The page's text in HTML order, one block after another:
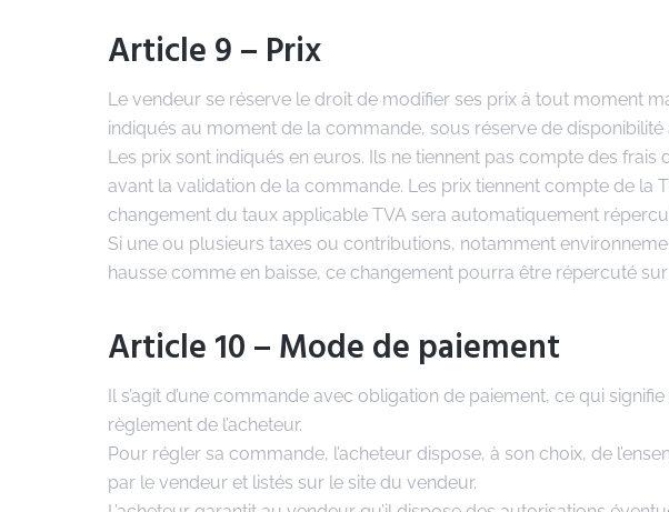
Article 9 – Prix
Le vendeur se réserve le droit de modifier ses prix à tout moment
indiqués au moment de la commande, sous réserve de disponibilité
Les prix sont indiqués en euros. Ils ne tiennent pas compte des
avant la validation de la commande. Les prix tiennent compte de
changement du taux applicable TVA sera automatiquement
Si une ou plusieurs taxes ou contributions, notamment
hausse comme en baisse, ce changement pourra être répercuté
Article 10 – Mode de paiement
Il s’agit d’une commande avec obligation de paiement, ce qui
règlement de l’acheteur.
Pour régler sa commande, l’acheteur dispose, à son choix, de
par le vendeur et listés sur le site du vendeur.